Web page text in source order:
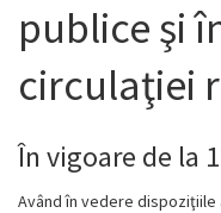
publice şi
circulaţiei
În vigoare de la
Având în vedere dispoziţiile